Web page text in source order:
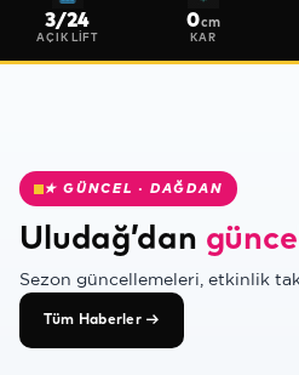
Yeni sezona
hazırlıklarımıza
devam
haberler
sayfamızdan
takip
edebilirsiniz.
❅
3/24
AÇIK LIFT
0cm
KAR
★ GÜNCEL · DAĞDAN
Uludağ’dan
Sezon güncellemeleri, etkinlik
Tüm Haberler →